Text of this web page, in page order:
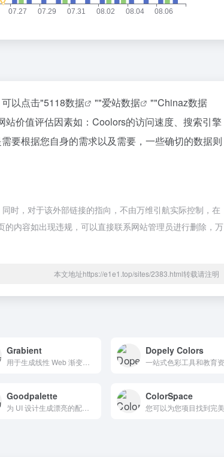
以点击"5118数据 ""爱站数据 ""Chinaz数据
价值评估因素如：Coolors的访问速度、搜索引擎
要根据您自身的需求以及需要，一些确切的数据则
时，对于该外部链接的指向，不由万维引航实际控制，在
内容如出现违规，可以直接联系网站管理员进行删除，万
本文地址https://e1e1.top/sites/2383.html转载请注明
Grabient Dopely Colors
Goodpalette
为 UI 设计生成漂亮的配色方案，并通过动态模型预览预览它们在您的应用程序或网站上的外观。
ColorSpace